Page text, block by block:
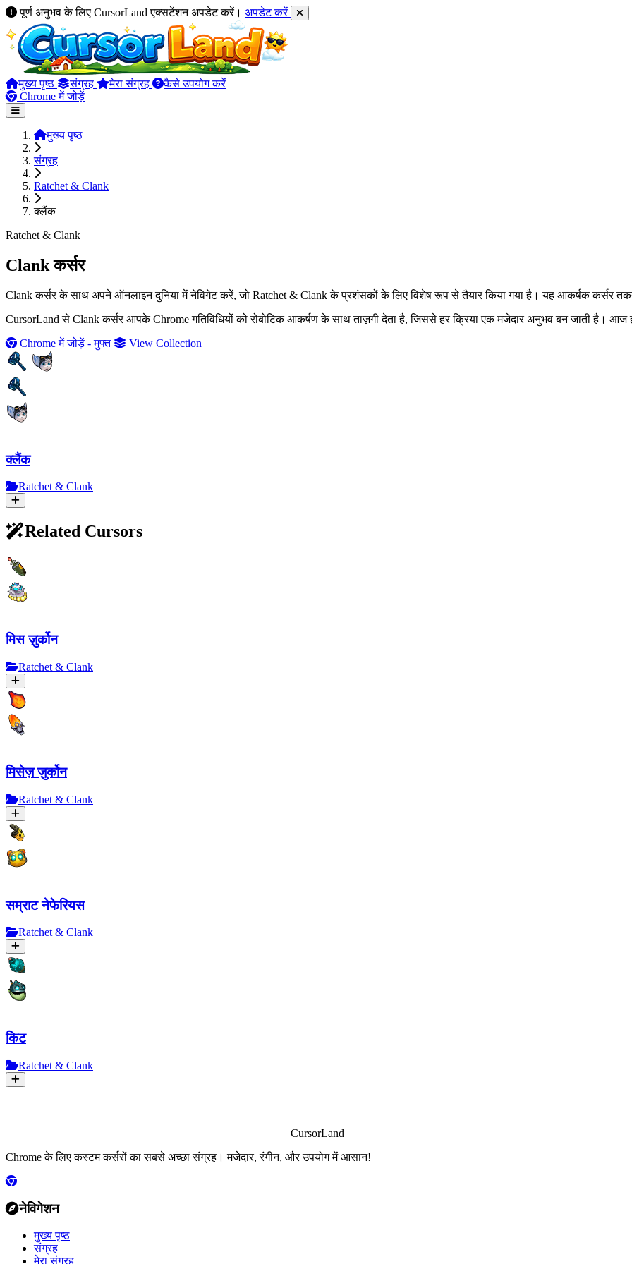
पूर्ण अनुभव के लिए CursorLand एक्सटेंशन अपडेट करें। अपडेट करें
मुख्य पृष्ठ संग्रह मेरा संग्रह
कैसे उपयोग करें
Chrome में जोड़ें
मुख्य पृष्ठ
संग्रह
Ratchet & Clank
क्लैंक
Ratchet & Clank
Clank कर्सर
Clank कर्सर के साथ अपने ऑनलाइन दुनिया में नेविगेट करें, जो Ratchet & Clank के प्रशंसकों के लिए विशेष रूप से तैयार किया गया है। यह आकर्षक कर्सर
CursorLand से Clank कर्सर आपके Chrome गतिविधियों को रोबोटिक आकर्षण के साथ ताज़गी देता है, जिससे हर क्रिया एक मजेदार अनुभव बन जाती है। आज
Chrome में जोड़ें - मुफ्त
View Collection
क्लैंक
Ratchet & Clank
Related Cursors
मिस ज़ुर्कोन
Ratchet & Clank
मिसेज़ ज़ुर्कोन
Ratchet & Clank
सम्राट नेफेरियस
Ratchet & Clank
किट
Ratchet & Clank
CursorLand
Chrome के लिए कस्टम कर्सरों का सबसे अच्छा संग्रह। मजेदार, रंगीन, और उपयोग में आसान!
नेविगेशन
मुख्य पृष्ठ
संग्रह
मेरा संग्रह